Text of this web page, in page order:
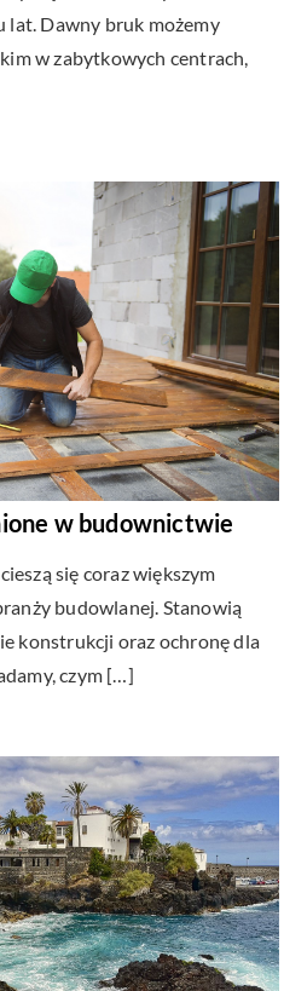
lat. Dawny bruk możemy
w zabytkowych centrach,
w budownictwie
się coraz większym
budowlanej. Stanowią
konstrukcji oraz ochronę dla
czym […]